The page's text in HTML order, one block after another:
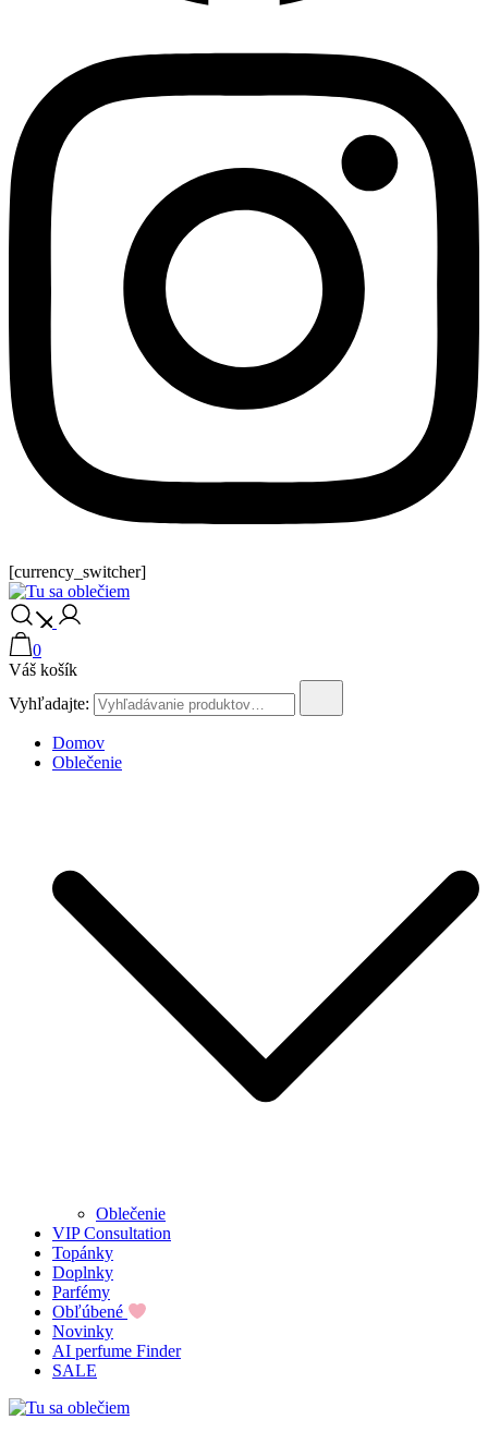
[currency_switcher]
Tu sa oblečiem
0
Váš košík
Vyhľadajte:
Domov
Oblečenie
Oblečenie
VIP Consultation
Topánky
Doplnky
Parfémy
Obľúbené
Novinky
AI perfume Finder
SALE